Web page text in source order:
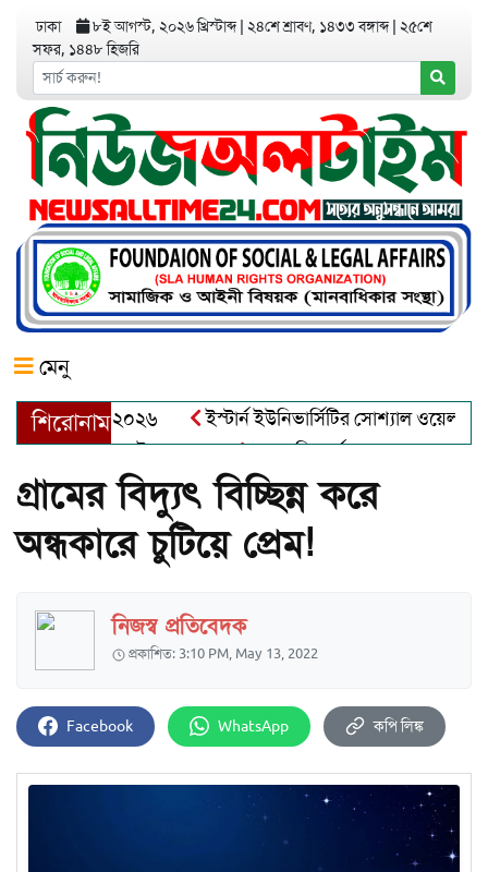
ঢাকা ৮ই আগস্ট, ২০২৬ খ্রিস্টাব্দ ২৪শে শ্রাবণ, ১৪৩৩ বঙ্গাব্দ ২৫শে
সফর, ১৪৪৮ হিজরি
মেনু
শিরোনাম
অ্যাওয়ার্ড–২০২৬
ইস্টার্ন ইউনিভার্সিটির সোশ্যাল ওয়েলফেয়ার
খালেক এর ইন্তেকাল
আত্মশুদ্ধি অর্জন ও অশুভকে বর্জন করে
গ্রামের বিদ্যুৎ বিচ্ছিন্ন করে
অন্ধকারে চুটিয়ে প্রেম!
নিজস্ব প্রতিবেদক
প্রকাশিত: 3:10 PM, May 13, 2022
Facebook WhatsApp কপি লিঙ্ক